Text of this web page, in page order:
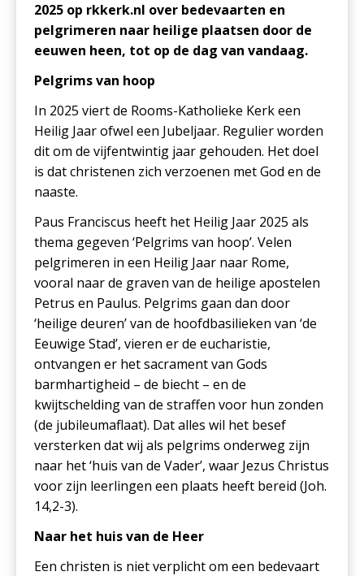
2025 op rkkerk.nl over bedevaarten en
pelgrimeren naar heilige plaatsen door de
eeuwen heen, tot op de dag van vandaag.
Pelgrims van hoop
In 2025 viert de Rooms-Katholieke Kerk een
Heilig Jaar ofwel een Jubeljaar. Regulier worden
dit om de vijfentwintig jaar gehouden. Het doel
is dat christenen zich verzoenen met God en de
naaste.
Paus Franciscus heeft het Heilig Jaar 2025 als
thema gegeven ‘Pelgrims van hoop’. Velen
pelgrimeren in een Heilig Jaar naar Rome,
vooral naar de graven van de heilige apostelen
Petrus en Paulus. Pelgrims gaan dan door
‘heilige deuren’ van de hoofdbasilieken van ‘de
Eeuwige Stad’, vieren er de eucharistie,
ontvangen er het sacrament van Gods
barmhartigheid – de biecht – en de
kwijtschelding van de straffen voor hun zonden
(de jubileumaflaat). Dat alles wil het besef
versterken dat wij als pelgrims onderweg zijn
naar het ‘huis van de Vader’, waar Jezus Christus
voor zijn leerlingen een plaats heeft bereid (Joh.
14,2-3).
Naar het huis van de Heer
Een christen is niet verplicht om een bedevaart